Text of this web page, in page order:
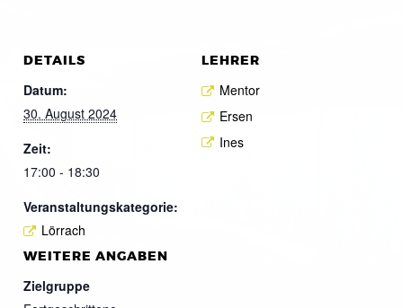
DETAILS
Datum:
30. August 2024
Zeit:
17:00 - 18:30
Veranstaltungskategorie:
Lörrach
LEHRER
Mentor
Ersen
Ines
WEITERE ANGABEN
Zielgruppe